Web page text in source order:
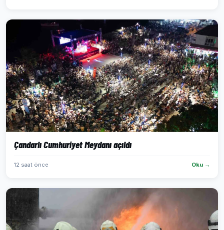
Çandarlı Cumhuriyet Meydanı açıldı
12 saat önce Oku →